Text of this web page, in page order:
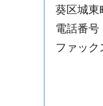
葵区城
電話番号
ファッ